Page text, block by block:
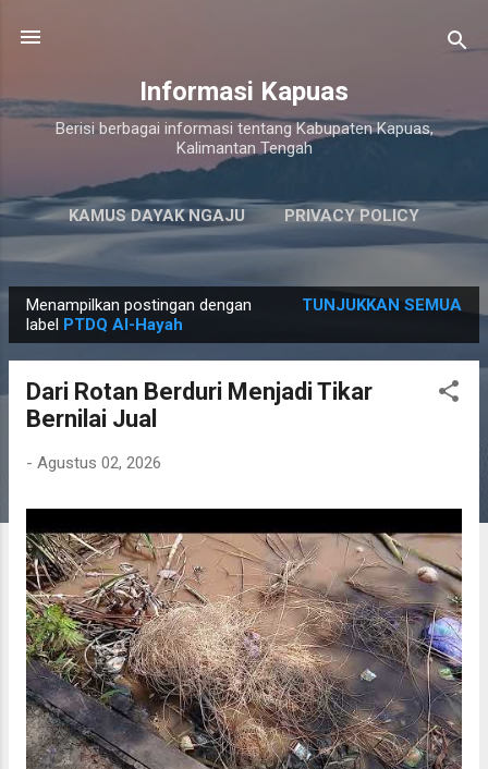
Informasi Kapuas
Berisi berbagai informasi tentang Kabupaten Kapuas,
Kalimantan Tengah
KAMUS DAYAK NGAJU PRIVACY POLICY
LAINNYA…
o
Menampilkan postingan dengan
label PTDQ Al-Hayah
TUNJUKKAN SEMUA
Dari Rotan Berduri Menjadi Tikar
Bernilai Jual
- Agustus 02, 2026